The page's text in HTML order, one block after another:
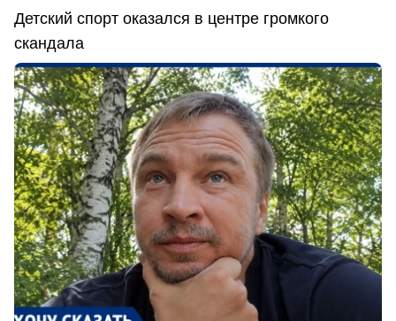
Детский спорт оказался в центре громкого
скандала